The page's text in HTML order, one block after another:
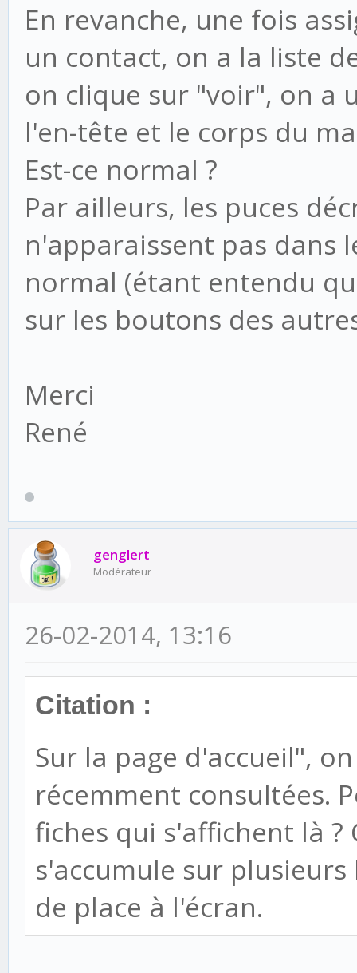
En revanche, une fois
un contact, on a la liste
on clique sur "voir", on a
l'en-tête et le corps du
Est-ce normal ?
Par ailleurs, les puces
n'apparaissent pas dans
normal (étant entendu
sur les boutons des
Merci
René
genglert
Modérateur
26-02-2014, 13:16
Citation :
Sur la page d'accueil",
récemment consultées.
fiches qui s'affichent là
s'accumule sur
de place à l'écran.